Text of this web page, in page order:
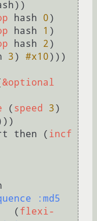
hash 0)
hash 1 )
hash 2)
3) #x10)))
&optional
( speed 3)
then ( incf
:md5
                      (
flexi-